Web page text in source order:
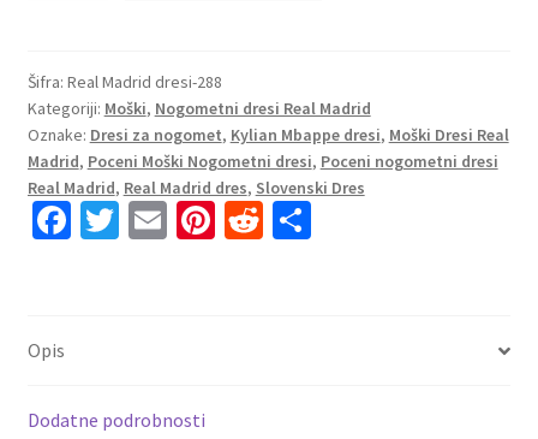
Gostujoči
2025-
26
Moški
Kylian
Mbappé
Šifra: Real Madrid dresi-288
Kategoriji: Moški, Nogometni dresi Real Madrid
Oznake: Dresi za nogomet, Kylian Mbappe dresi, Moški Dresi Real
Madrid, Poceni Moški Nogometni dresi, Poceni nogometni dresi
Real Madrid, Real Madrid dres, Slovenski Dres
Fa
k
T E Pi R S
Opis
Dodatne podrobnosti